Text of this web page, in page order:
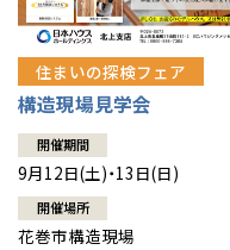
住まいの探検フェア
構造現場見学会
開催期間
9月12日(土)・13日(日)
開催場所
花巻市構造現場